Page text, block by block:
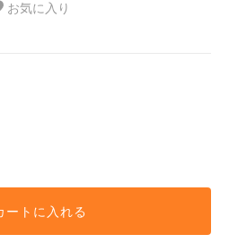
お気に入り
ートに入れる